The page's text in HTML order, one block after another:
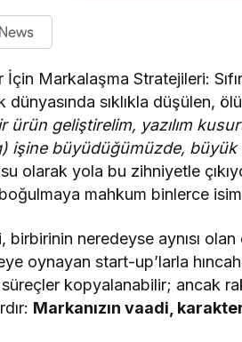
İçin Markalaşma Stratejileri:
dünyasında sıklıkla düşülen,
ürün geliştirelim, yazılım
işine büyüdüğümüzde, büyük
olarak yola bu zihniyetle
mahkum binlerce
birbirinin neredeyse aynısı
oynayan start-up’larla
kopyalanabilir; ancak
Markanızın vaadi,